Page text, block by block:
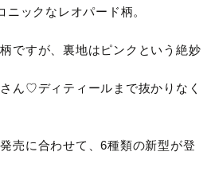
ックなレオパード柄。
ですが、裏地はピンクという絶妙
ん♡ディティールまで抜かりなく
売に合わせて、6種類の新型が登